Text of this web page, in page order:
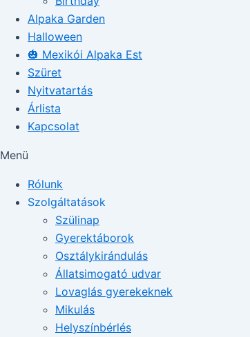
Alpaka Garden
Halloween
🎃 Mexikói Alpaka Est
Szüret
Nyitvatartás
Árlista
Kapcsolat
Menü
Rólunk
Szolgáltatások
Szülinap
Gyerektáborok
Osztálykirándulás
Állatsimogató udvar
Lovaglás gyerekeknek
Mikulás
Helyszínbérlés